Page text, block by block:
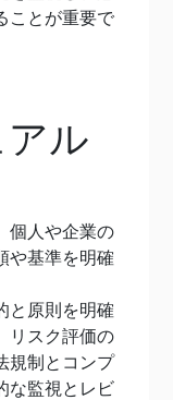
ことが重要で
ル
個人や企業の
や基準を明確
と原則を明確
リスク評価の
規制とコンプ
な監視とレビ